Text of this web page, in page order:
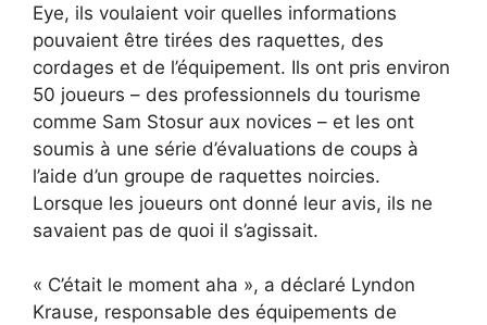
Eye, ils voulaient voir quelles informations
pouvaient être tirées des raquettes, des
cordages et de l’équipement. Ils ont pris environ
50 joueurs – des professionnels du tourisme
comme Sam Stosur aux novices – et les ont
soumis à une série d’évaluations de coups à
l’aide d’un groupe de raquettes noircies.
Lorsque les joueurs ont donné leur avis, ils ne
savaient pas de quoi il s’agissait.
« C’était le moment aha », a déclaré Lyndon
Krause, responsable des équipements de